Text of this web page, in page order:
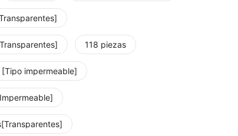
118 piezas
impermeable]